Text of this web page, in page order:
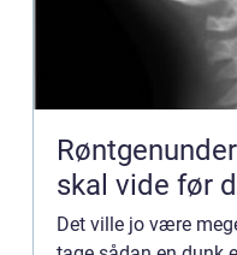
skal vide før
Det ville jo være